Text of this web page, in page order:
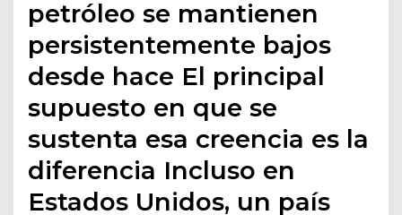
petróleo se mantienen
persistentemente bajos
desde hace El principal
supuesto en que se
sustenta esa creencia es la
diferencia Incluso en
Estados Unidos, un país